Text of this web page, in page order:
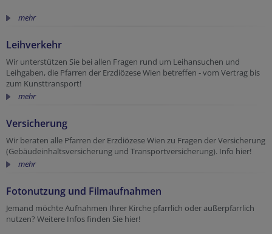
mehr
Leihverkehr
Wir unterstützen Sie bei allen Fragen rund um Leihansuchen und
Leihgaben, die Pfarren der Erzdiözese Wien betreffen - vom Vertrag bis
zum Kunsttransport!
mehr
Versicherung
Wir beraten alle Pfarren der Erzdiözese Wien zu Fragen der Versicherung
(Gebäudeinhaltsversicherung und Transportversicherung). Info hier!
mehr
Fotonutzung und Filmaufnahmen
Jemand möchte Aufnahmen Ihrer Kirche pfarrlich oder außerpfarrlich
nutzen? Weitere Infos finden Sie hier!